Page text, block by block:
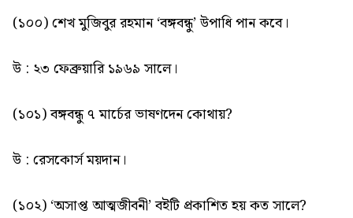
(১০০) শেখ মুজিবুর রহমান ‘বঙ্গবন্ধু’ উপাধি পান কবে।
উ : ২৩ ফেব্রুয়ারি ১৯৬৯ সালে।
(১০১) বঙ্গবন্ধু ৭ মার্চের ভাষণদেন কোথায়?
উ : রেসকোর্স ময়দান।
(১০২) ‘অসাপ্ত আত্মজীবনী’ বইটি প্রকাশিত হয় কত সালে?